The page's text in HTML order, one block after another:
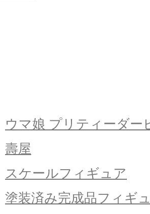
ウマ娘 プリティーダー
壽屋
スケールフィギュア
塗装済み完成品フィギ